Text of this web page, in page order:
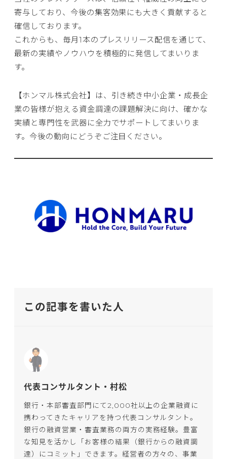
寄与しており、今後の集客効果にも大きく貢献すると
確信しております。
これからも、毎月1本のプレスリリース配信を通じて、
最新の実績やノウハウを積極的に発信してまいりま
す。
【ホンマル株式会社】は、引き続き中小企業・成長企
業の皆様が抱える資金調達の課題解決に向け、確かな
実績と専門性を武器に全力でサポートしてまいりま
す。今後の動向にどうぞご注目ください。
この記事を書いた人
代表コンサルタント・村松
銀行・本部審査部門にて2,000社以上の企業融資に
携わってきたキャリアを持つ代表コンサルタント。
銀行の融資営業・審査業務の両方の実務経験。豊富
な知見を活かし「お客様の結果（銀行からの融資調
達）にコミット」できます。経営者の方々の、事業